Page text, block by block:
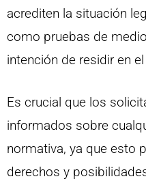
acrediten la situación
como pruebas de
intención de residir en
Es crucial que los
informados sobre
normativa, ya que esto
derechos y